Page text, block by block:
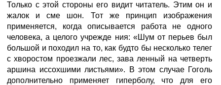
Только с этой стороны его видит читатель. Этим он и
жалок и сме шон. Тот же принцип изображения
применяется, когда описывается работа не одного
человека, а целого учрежде ния: «Шум от перьев был
большой и походил на то, как будто бы несколько телег
с хворостом проезжали лес, зава ленный на четверть
аршина иссохшими листьями». В этом случае Гоголь
дополнительно применяет гиперболу, что для его